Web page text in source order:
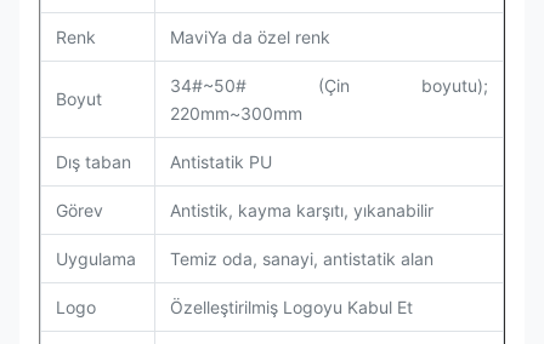
Renk MaviYa da özel renk
Boyut
34#~50# (Çin boyutu);
220mm~300mm
Dış taban Antistatik PU
Görev Antistik, kayma karşıtı, yıkanabilir
Uygulama Temiz oda, sanayi, antistatik alan
Logo Özelleştirilmiş Logoyu Kabul Et